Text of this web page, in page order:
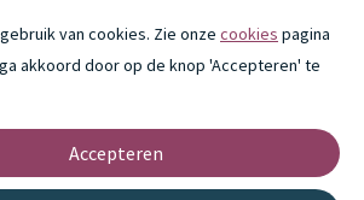
van cookies. Zie onze cookies pagina
akkoord door op de knop 'Accepteren' te
Accepteren